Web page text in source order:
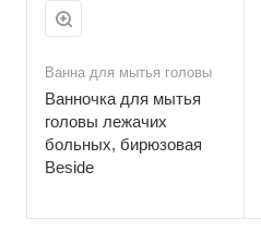
Ванна для мытья головы
Ванночка для мытья
головы лежачих
больных, бирюзовая
Beside